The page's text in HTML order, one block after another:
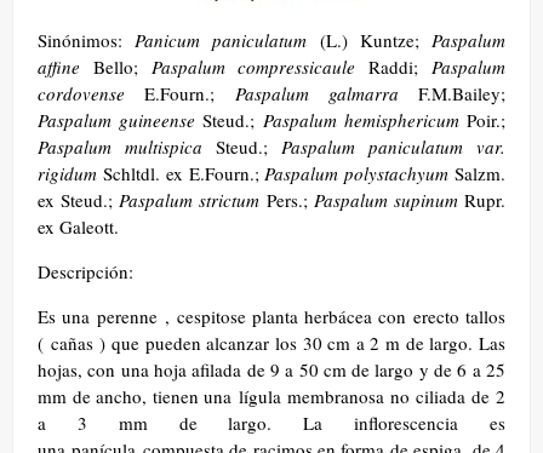
Sinónimos:Panicum paniculatum (L.) Kuntze;Paspalum
affine Bello; Paspalum compressicaule Raddi;Paspalum
cordovense E.Fourn.; Paspalum galmarra F.M.Bailey;
Paspalum guineense Steud.; Paspalum hemisphericumPoir.;
Paspalum multispica Steud.; Paspalum paniculatum var.
rigidum Schltdl. ex E.Fourn.;Paspalum polystachyum Salzm.
ex Steud.;Paspalum strictum Pers.; Paspalum supinumRupr.
ex Galeott.
Descripción:
Es una perenne , cespitose planta herbácea con erecto tallos
( cañas ) que pueden alcanzar los 30 cm a 2 m de largo. Las
hojas, con una hoja afilada de 9 a 50 cm de largo y de 6 a 25
mm de ancho, tienen una lígula membranosa no ciliada de 2
a 3 mm de largo. La inflorescencia es